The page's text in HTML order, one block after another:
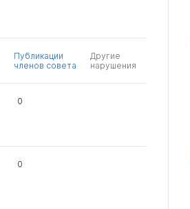
Публикации
членов совета
Другие
нарушения
0
0